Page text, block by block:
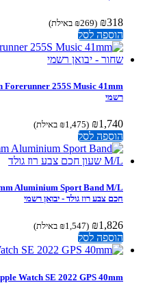
₪
(
₪ 269 באילת)
הוספה לסל
₪1,740
(
₪1,475 באילת)
הוספה לסל
חכם צבע רוז גולד - יבואן רשמי
₪1,826
(
₪1,547 באילת)
הוספה לסל
Apple Watch SE 2022 GPS 40mm שעון חכם